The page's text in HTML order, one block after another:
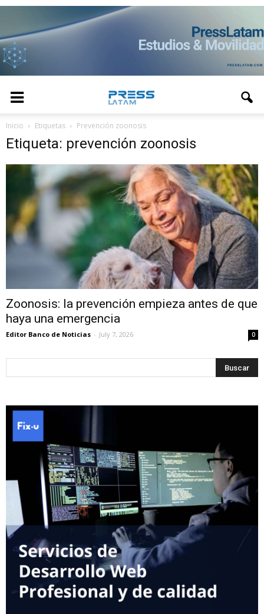
Inicio Etiquetas Prevención zoonosis
Etiqueta: prevención zoonosis
Zoonosis: la prevención empieza antes de que
haya una emergencia
Editor Banco de Noticias - July 7, 2026 0